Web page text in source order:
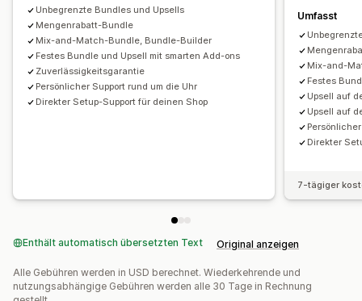
Mengenstaffelungen Rabatte
Pauschalrabatte Prozentuale Rabatte
Warenkorbrabatte
Kostenloser Versand BOGO Abonnements
Massenpreise
Großhandelspreise
Dynamische Preise Individuelle Preise
Rabatte verwalten
Vorlagen Währungsumrechnung
Kampagnen
Trigger und Regeln
Automatisierungen
Tracking
Berichterstattung
Unbegrenzte Bundles und Upsells
Mengenrabatt-Bundle
Mix-and-Match-Bundle, Bundle-Builder
Festes Bundle und Upsell mit smarten Add-ons
Zuverlässigkeitsgarantie
Persönlicher Support rund um die Uhr
Direkter Setup-Support für deinen Shop
Umfasst
Mix-and-
Festes
Upsell auf
Upsell auf
Direkter
7-tägiger
Enthält automatisch übersetzten Text Original anzeigen
Alle Gebühren werden in USD berechnet. Wiederkehrende und
nutzungsabhängige Gebühren werden alle 30 Tage in Rechnung